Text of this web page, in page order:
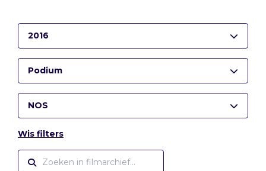
2016
Podium
NOS
Wis filters